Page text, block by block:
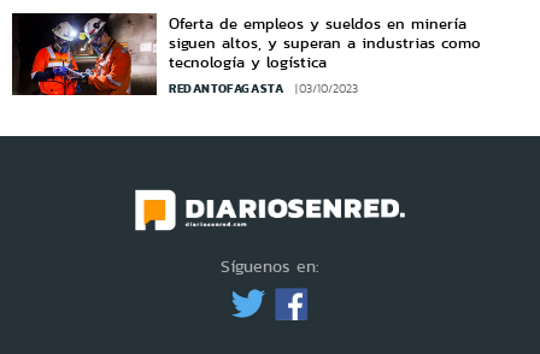
Oferta de empleos y sueldos en minería
siguen altos, y superan a industrias como
tecnología y logística
REDANTOFAGASTA 03/10/2023
Síguenos en: